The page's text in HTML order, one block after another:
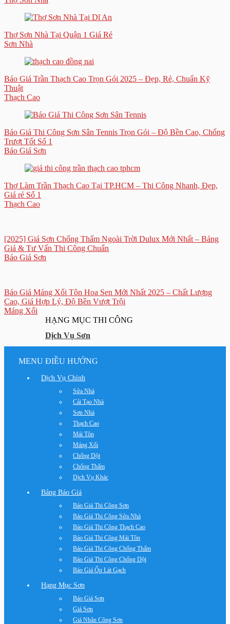
Thợ Sơn Nhà Tại Quận 1 Giá Rẻ
Sơn Nhà
Báo Giá Trần Thạch Cao Trọn Gói 2025 – Đẹp, Rẻ, Chuẩn Kỹ
Thuật
Thạch Cao
Báo Giá Thi Công Sơn Sân Tennis Trọn Gói – Độ Bền Cao, Chống
Trượt Tốt Số 1
Báo Giá Sơn
Thợ Làm Trần Thạch Cao Tại TP.HCM – Thi Công Nhanh, Đẹp,
Giá rẻ Số 1
Thạch Cao
[2025] Giá Sơn Chống Thấm Ngoài Trời Dulux Mới Nhất – Bảng
Giá & Tư Vấn Thi Công Chuẩn
Báo Giá Sơn
Báo Giá Máng Xối Tôn Hoa Sen Mới Nhất 2025 – Chất Lượng
Cao, Giá Hợp Lý, Độ Bền Vượt Trội
Máng Xối
HẠNG MỤC THI CÔNG
Dịch Vụ Sơn
MENU ĐIỀU HƯỚNG
Dịch Vụ Chính
Sửa Nhà
Cải Tạo Nhà
Sơn Nhà
Thạch Cao
Mái Tôn
Máng Xối
Chống Dột
Chống Thấm
Dịch Vụ Khác
Bảng Báo Giá
Báo Giá Thi Công Sơn
Báo Giá Thi Công Sửa Nhà
Báo Giá Thi Công Thạch Cao
Báo Giá Thi Công Mái Tôn
Báo Giá Thi Công Chống Thấm
Báo Giá Thi Công Chống Dột
Báo Giá Ốp Lát Gạch
Hạng Mục Sơn
Báo Giá Sơn
Giá Sơn
Giá Nhân Công Sơn